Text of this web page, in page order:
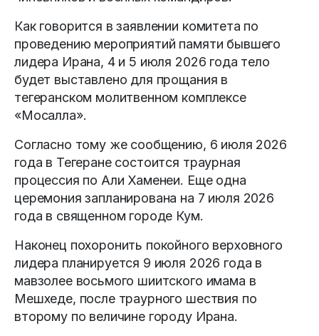
Как говорится в заявлении комитета по
проведению мероприятий памяти бывшего
лидера Ирана, 4 и 5 июля 2026 года тело
будет выставлено для прощания в
тегеранском молитвенном комплексе
«Мосалла».
Согласно тому же сообщению, 6 июля 2026
года в Тегеране состоится траурная
процессия по Али Хаменеи. Еще одна
церемония запланирована на 7 июля 2026
года в священном городе Кум.
Наконец похоронить покойного верховного
лидера планируется 9 июля 2026 года в
мавзолее восьмого шиитского имама в
Мешхеде, после траурного шествия по
второму по величине городу Ирана.